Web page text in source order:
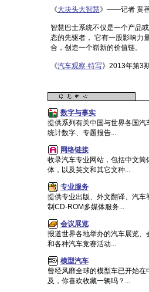
《大块头大智慧》——记者 黄
智慧巴士系统不仅是一个产品
态的先驱者， 它有一股影响力
合，创造一个崭新的价值链。
《汽车观察·特写》2013年第3
数字与事实
提供系列有关中国与世界各国汽
统计数字、专题报告...
网络链接
收录汽车专业网站，包括中文简
体，以及英文和其它文种...
专业服务
提供专业出版、外文翻译、汽车
制CD-ROM多媒体服务...
会议展览
报道世界各地举办的汽车展览、
和各种汽车竞赛活动...
模型汽车
曾经风靡全球的模型车已开始在
及，你喜欢收藏一辆吗？...